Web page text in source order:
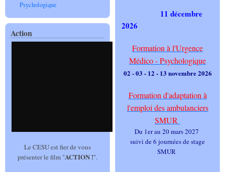
Psychologique
Action
Le CESU est fier de vous
présenter le film "ACTION !".
11 décembre
2026
Formation à l'Urgence
Médico - Psychologique
02 - 03 - 12 - 13 novembre 2026
Formation d'adaptation à
l'emploi des ambulanciers
SMUR
Du 1er au 20 mars 2027
suivi de 6 journées de stage
SMUR